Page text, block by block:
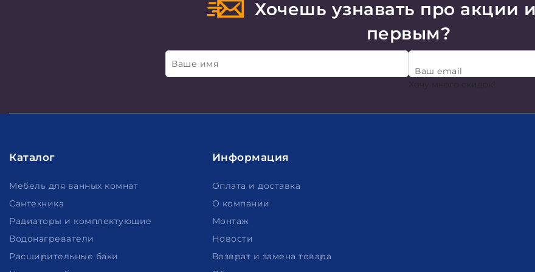
Хочешь узнавать про акции
первым?
Ваше имя
Ваш email
Хочу много скидок!
Каталог
Мебель для ванных комнат
Сантехника
Радиаторы и комплектующие
Водонагреватели
Расширительные баки
Информация
Оплата и доставка
О компании
Монтаж
Новости
Возврат и замена товара